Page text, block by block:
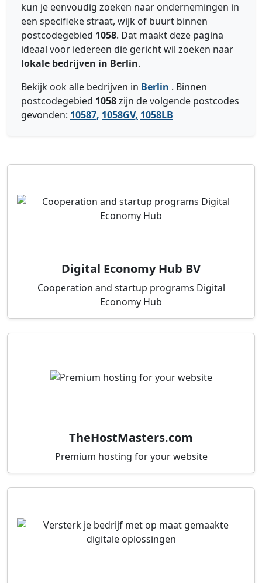
kun je eenvoudig zoeken naar ondernemingen in
een specifieke straat, wijk of buurt binnen
postcodegebied 1058. Dat maakt deze pagina
ideaal voor iedereen die gericht wil zoeken naar
lokale bedrijven in Berlin.
Bekijk ook alle bedrijven in Berlin . Binnen
postcodegebied 1058zijn de volgende postcodes
gevonden: 10587, 1058GV, 1058LB
Digital Economy Hub BV
Cooperation and startup programs Digital
Economy Hub
TheHostMasters.com
Premium hosting for your website